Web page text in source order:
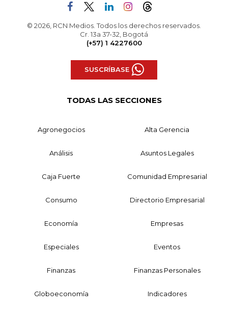
© 2026, RCN Medios. Todos los derechos reservados.
Cr. 13a 37-32, Bogotá
(+57) 1 4227600
SUSCRÍBASE
TODAS LAS SECCIONES
Agronegocios Alta Gerencia
Análisis Asuntos Legales
Caja Fuerte Comunidad Empresarial
Consumo Directorio Empresarial
Economía Empresas
Especiales Eventos
Finanzas Finanzas Personales
Globoeconomía Indicadores